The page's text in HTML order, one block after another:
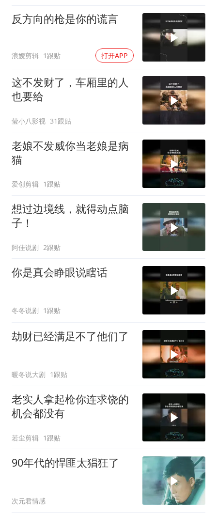
反方向的枪是你的谎言
浪嫂剪辑 1跟贴 打开APP
这不发财了，车厢里的人
也要给
莹小八影视 31跟贴
老娘不发威你当老娘是病
猫
爱创剪辑 1跟贴
想过边境线，就得动点脑
子！
阿佳说剧 2跟贴
你是真会睁眼说瞎话
冬冬说剧 1跟贴
劫财已经满足不了他们了
暖冬说大剧 1跟贴
老实人拿起枪你连求饶的
机会都没有
若尘剪辑 1跟贴
90年代的悍匪太猖狂了
次元君情感